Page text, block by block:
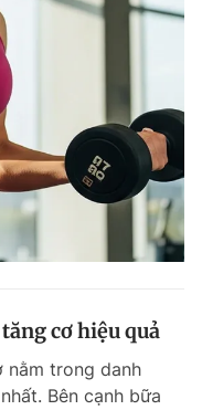
cơ hiệu quả
nằm trong danh
Bên cạnh bữa